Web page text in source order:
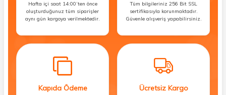
Hafta içi saat 14:00’ten önce
oluşturduğunuz tüm siparişler
aynı gün kargoya verilmektedir.
Tüm bilgileriniz 256 Bit SSL
sertifikasıyla korunmaktadır.
Güvenle alışveriş yapabilirsiniz.
Kapıda Ödeme Ücretsiz Kargo